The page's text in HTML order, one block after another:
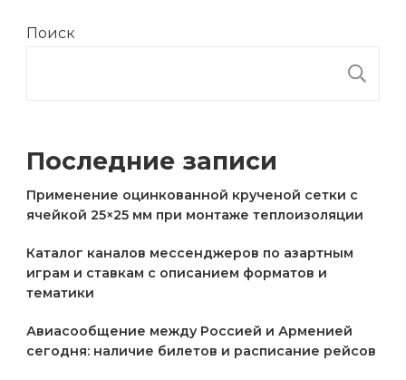
Поиск
Последние записи
Применение оцинкованной крученой сетки с
ячейкой 25×25 мм при монтаже теплоизоляции
Каталог каналов мессенджеров по азартным
играм и ставкам с описанием форматов и
тематики
Авиасообщение между Россией и Арменией
сегодня: наличие билетов и расписание рейсов